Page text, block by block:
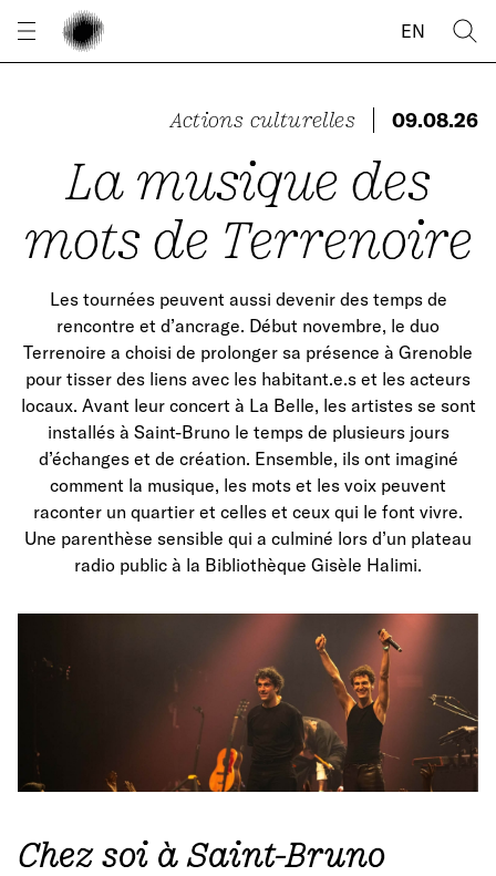
EN
Actions culturelles 09.08.26
La musique des
mots de Terrenoire
Les tournées peuvent aussi devenir des temps de
rencontre et d’ancrage. Début novembre, le duo
Terrenoire a choisi de prolonger sa présence à Grenoble
pour tisser des liens avec les habitant.e.s et les acteurs
locaux. Avant leur concert à La Belle, les artistes se sont
installés à Saint-Bruno le temps de plusieurs jours
d’échanges et de création. Ensemble, ils ont imaginé
comment la musique, les mots et les voix peuvent
raconter un quartier et celles et ceux qui le font vivre.
Une parenthèse sensible qui a culminé lors d’un plateau
radio public à la Bibliothèque Gisèle Halimi.
Chez soi à Saint-Bruno
Panneau de gestion des cookies